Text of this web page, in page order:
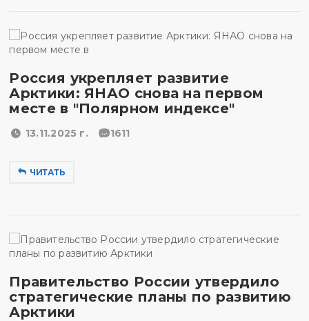
Россия укрепляет развитие
Арктики: ЯНАО снова на первом
месте в "Полярном индексе"
13.11.2025 г. 1611
ЧИТАТЬ
Правительство России утвердило
стратегические планы по развитию
Арктики